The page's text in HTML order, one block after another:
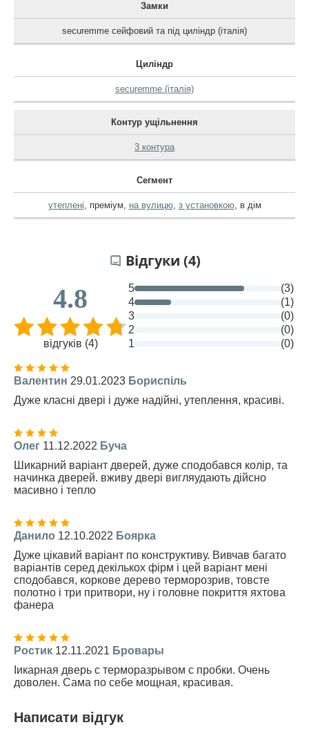
Замки
securemme сейфовий та під циліндр (італія)
Циліндр
securemme (італія)
Контур ущільнення
3 контура
Сегмент
утеплені, преміум, на вулицю, з установкою, в дім
Відгуки (4)
4.8
відгуків (4)
5
(3)
4
(1)
3
(0)
2
(0)
1
(0)
Валентин 29.01.2023 Бориспіль
Дуже класні двері і дуже надійні, утеплення, красиві.
Олег 11.12.2022 Буча
Шикарний варіант дверей, дуже сподобався колір, та
начинка дверей. вживу двері вигляудають дійсно
масивно і тепло
Данило 12.10.2022 Боярка
Дуже цікавий варіант по конструктиву. Вивчав багато
варіантів серед декількох фірм і цей варіант мені
сподобався, коркове дерево терморозрив, товсте
полотно і три притвори, ну і головне покриття яхтова
фанера
Ростик 12.11.2021 Бровары
Iикарная дверь с терморазрывом с пробки. Очень
доволен. Сама по себе мощная, красивая.
Написати відгук